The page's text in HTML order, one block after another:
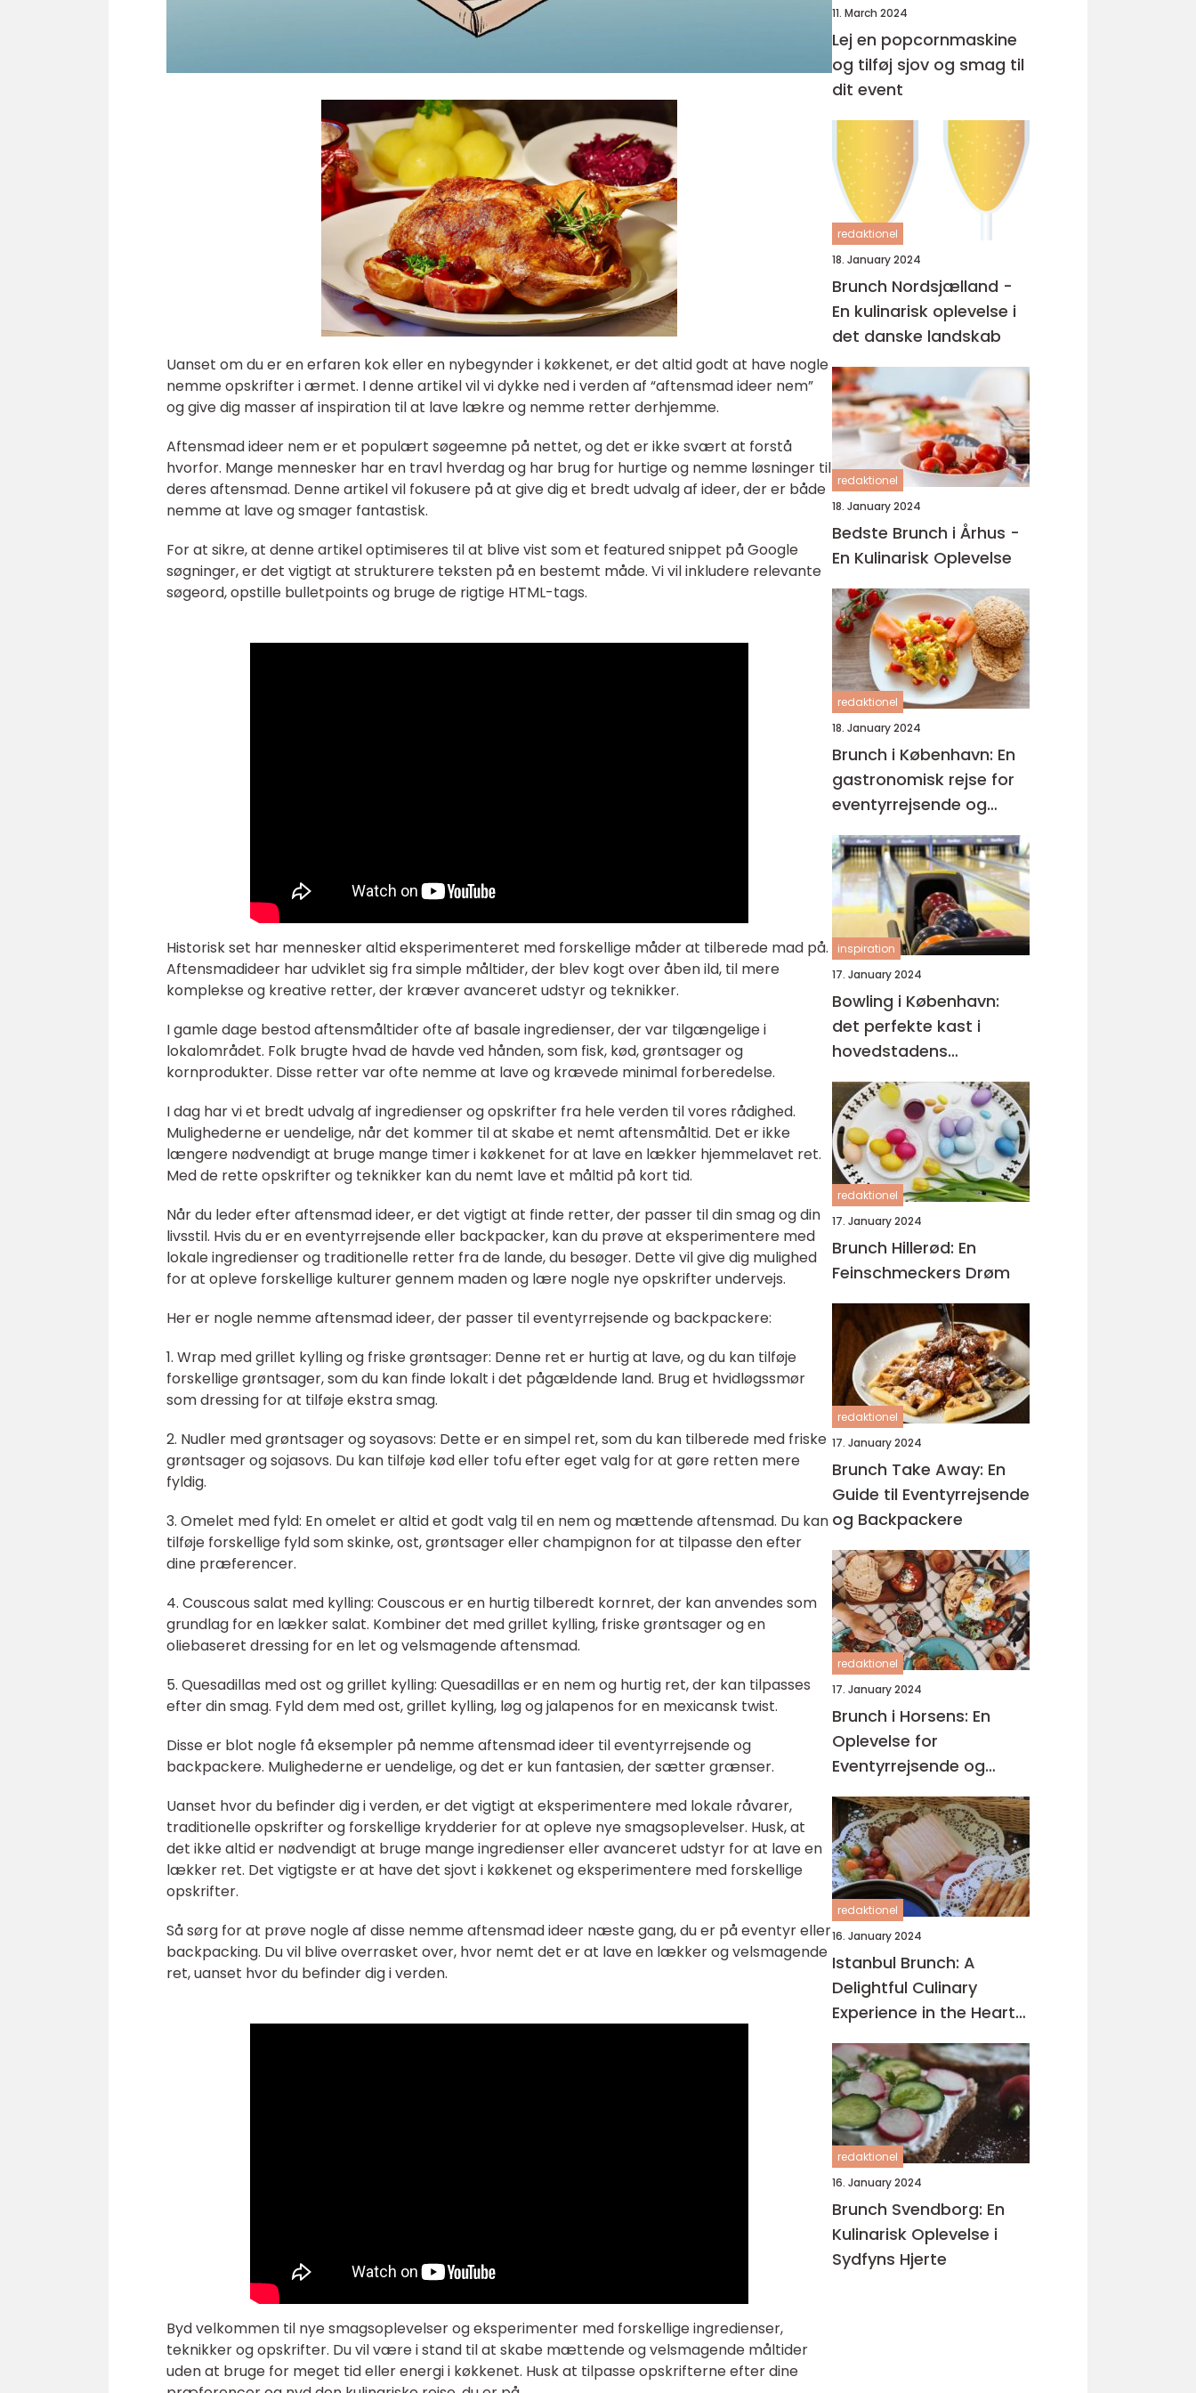
Uanset om du er en erfaren kok eller en nybegynder i køkkenet, er det altid godt at have nogle
nemme opskrifter i ærmet. I denne artikel vil vi dykke ned i verden af “aftensmad ideer nem”
og give dig masser af inspiration til at lave lækre og nemme retter derhjemme.
Aftensmad ideer nem er et populært søgeemne på nettet, og det er ikke svært at forstå
hvorfor. Mange mennesker har en travl hverdag og har brug for hurtige og nemme løsninger til
deres aftensmad. Denne artikel vil fokusere på at give dig et bredt udvalg af ideer, der er både
nemme at lave og smager fantastisk.
For at sikre, at denne artikel optimiseres til at blive vist som et featured snippet på Google
søgninger, er det vigtigt at strukturere teksten på en bestemt måde. Vi vil inkludere relevante
søgeord, opstille bulletpoints og bruge de rigtige HTML-tags.
Historisk set har mennesker altid eksperimenteret med forskellige måder at tilberede mad på.
Aftensmadideer har udviklet sig fra simple måltider, der blev kogt over åben ild, til mere
komplekse og kreative retter, der kræver avanceret udstyr og teknikker.
I gamle dage bestod aftensmåltider ofte af basale ingredienser, der var tilgængelige i
lokalområdet. Folk brugte hvad de havde ved hånden, som fisk, kød, grøntsager og
kornprodukter. Disse retter var ofte nemme at lave og krævede minimal forberedelse.
I dag har vi et bredt udvalg af ingredienser og opskrifter fra hele verden til vores rådighed.
Mulighederne er uendelige, når det kommer til at skabe et nemt aftensmåltid. Det er ikke
længere nødvendigt at bruge mange timer i køkkenet for at lave en lækker hjemmelavet ret.
Med de rette opskrifter og teknikker kan du nemt lave et måltid på kort tid.
Når du leder efter aftensmad ideer, er det vigtigt at finde retter, der passer til din smag og din
livsstil. Hvis du er en eventyrrejsende eller backpacker, kan du prøve at eksperimentere med
lokale ingredienser og traditionelle retter fra de lande, du besøger. Dette vil give dig mulighed
for at opleve forskellige kulturer gennem maden og lære nogle nye opskrifter undervejs.
Her er nogle nemme aftensmad ideer, der passer til eventyrrejsende og backpackere:
1. Wrap med grillet kylling og friske grøntsager: Denne ret er hurtig at lave, og du kan tilføje
forskellige grøntsager, som du kan finde lokalt i det pågældende land. Brug et hvidløgssmør
som dressing for at tilføje ekstra smag.
2. Nudler med grøntsager og soyasovs: Dette er en simpel ret, som du kan tilberede med friske
grøntsager og sojasovs. Du kan tilføje kød eller tofu efter eget valg for at gøre retten mere
fyldig.
3. Omelet med fyld: En omelet er altid et godt valg til en nem og mættende aftensmad. Du kan
tilføje forskellige fyld som skinke, ost, grøntsager eller champignon for at tilpasse den efter
dine præferencer.
4. Couscous salat med kylling: Couscous er en hurtig tilberedt kornret, der kan anvendes som
grundlag for en lækker salat. Kombiner det med grillet kylling, friske grøntsager og en
oliebaseret dressing for en let og velsmagende aftensmad.
5. Quesadillas med ost og grillet kylling: Quesadillas er en nem og hurtig ret, der kan tilpasses
efter din smag. Fyld dem med ost, grillet kylling, løg og jalapenos for en mexicansk twist.
Disse er blot nogle få eksempler på nemme aftensmad ideer til eventyrrejsende og
backpackere. Mulighederne er uendelige, og det er kun fantasien, der sætter grænser.
Uanset hvor du befinder dig i verden, er det vigtigt at eksperimentere med lokale råvarer,
traditionelle opskrifter og forskellige krydderier for at opleve nye smagsoplevelser. Husk, at
det ikke altid er nødvendigt at bruge mange ingredienser eller avanceret udstyr for at lave en
lækker ret. Det vigtigste er at have det sjovt i køkkenet og eksperimentere med forskellige
opskrifter.
Så sørg for at prøve nogle af disse nemme aftensmad ideer næste gang, du er på eventyr eller
backpacking. Du vil blive overrasket over, hvor nemt det er at lave en lækker og velsmagende
ret, uanset hvor du befinder dig i verden.
Byd velkommen til nye smagsoplevelser og eksperimenter med forskellige ingredienser,
teknikker og opskrifter. Du vil være i stand til at skabe mættende og velsmagende måltider
uden at bruge for meget tid eller energi i køkkenet. Husk at tilpasse opskrifterne efter dine
11. March 2024
Lej en popcornmaskine
og tilføj sjov og smag til
dit event
redaktionel
18. January 2024
Brunch Nordsjælland -
En kulinarisk oplevelse i
det danske landskab
redaktionel
18. January 2024
Bedste Brunch i Århus -
En Kulinarisk Oplevelse
redaktionel
18. January 2024
Brunch i København: En
gastronomisk rejse for
eventyrrejsende og
backpackere
inspiration
17. January 2024
Bowling i København:
det perfekte kast i
hovedstadens
spillehaller
redaktionel
17. January 2024
Brunch Hillerød: En
Feinschmeckers Drøm
redaktionel
17. January 2024
Brunch Take Away: En
Guide til Eventyrrejsende
og Backpackere
redaktionel
17. January 2024
Brunch i Horsens: En
Oplevelse for
Eventyrrejsende og
Backpackere
redaktionel
16. January 2024
Istanbul Brunch: A
Delightful Culinary
Experience in the Heart
of Turkey
redaktionel
16. January 2024
Brunch Svendborg: En
Kulinarisk Oplevelse i
Sydfyns Hjerte